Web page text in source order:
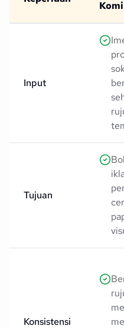
Input
Tujuan
Konsistensi